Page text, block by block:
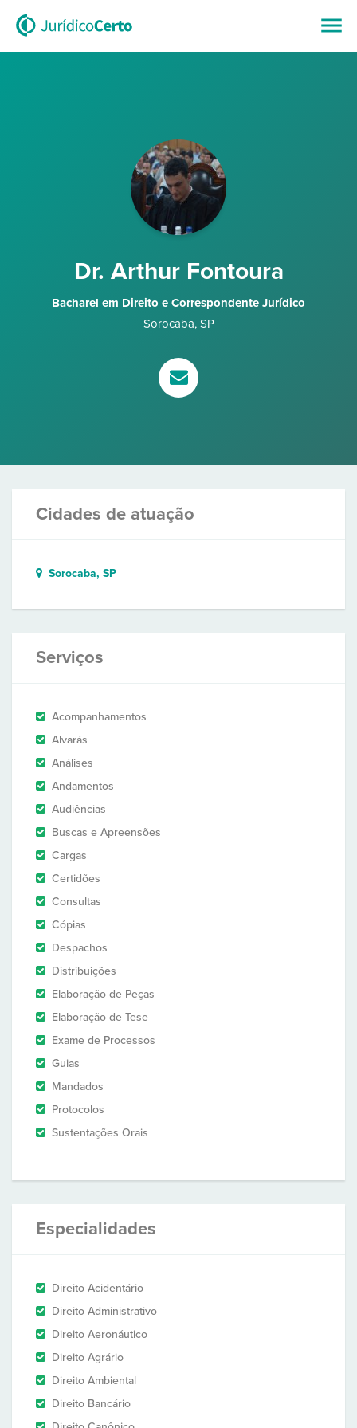
Dr. Arthur Fontoura
Bacharel em Direito e Correspondente Jurídico
Sorocaba, SP
Cidades de atuação
Sorocaba, SP
Serviços
Acompanhamentos
Alvarás
Análises
Andamentos
Audiências
Buscas e Apreensões
Cargas
Certidões
Consultas
Cópias
Despachos
Distribuições
Elaboração de Peças
Elaboração de Tese
Exame de Processos
Guias
Mandados
Protocolos
Sustentações Orais
Especialidades
Direito Acidentário
Direito Administrativo
Direito Aeronáutico
Direito Agrário
Direito Ambiental
Direito Bancário